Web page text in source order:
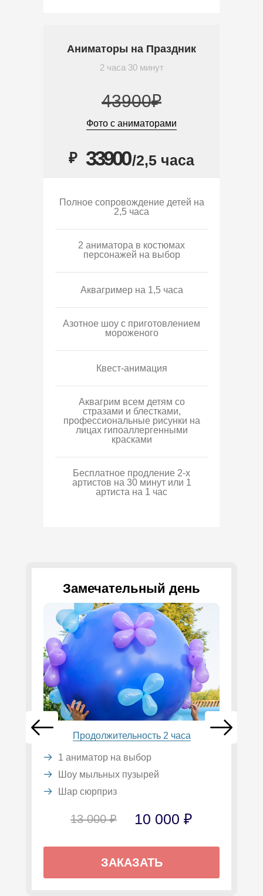
Аниматоры на Праздник
2 часа 30 минут
43900₽
Фото с аниматорами
₽ 33900/2,5 часа
Полное сопровождение детей на
2,5 часа
2 аниматора в костюмах
персонажей на выбор
Аквагример на 1,5 часа
Азотное шоу с приготовлением
мороженого
Квест-анимация
Аквагрим всем детям со
стразами и блестками,
профессиональные рисунки на
лицах гипоаллергенными
красками
Бесплатное продление 2-х
артистов на 30 минут или 1
артиста на 1 час
Замечательный день
Продолжительность 2 часа
1 аниматор на выбор
Шоу мыльных пузырей
Шар сюрприз
13 000 ₽ 10 000 ₽
ЗАКАЗАТЬ